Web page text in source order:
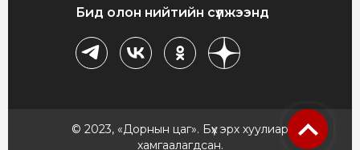
Бид олон нийтийн сүлжээнд
© 2023, «Дорнын цаг». Бүх эрх хуулиар
хамгаалагдсан.